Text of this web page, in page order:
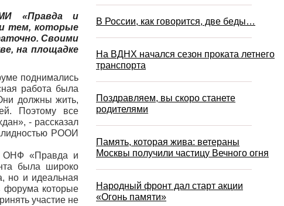
«Правда и
тем, которые
Своими
на площадке
поднимались
работа была
должны жить,
Поэтому все
- рассказал
РООИ
ОНФ «Правда и
была широко
но и идеальная
которые
участие не
В России, как говорится, две беды…
На ВДНХ начался сезон проката летнего
транспорта
Поздравляем, вы скоро станете
родителями
Память, которая жива: ветераны
Москвы получили частицу Вечного огня
Народный фронт дал старт акции
«Огонь памяти»